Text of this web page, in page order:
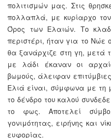
πολιτισμών μας. Στις
πολλαπλά, με κυρίαρχο
Όρος των Ελαιών. Το
περιστέρι, ήταν για το Νώε
θα ξανάρχιζε στη γη, μετά
με λάδι έκαναν οι
βωμούς, άλειφαν
Ελιά είναι, σύμφωνα με τη
το δένδρο του καλού
το φως. Αποτελεί
γονιμότητας, ειρήνης και
ευφορίας.